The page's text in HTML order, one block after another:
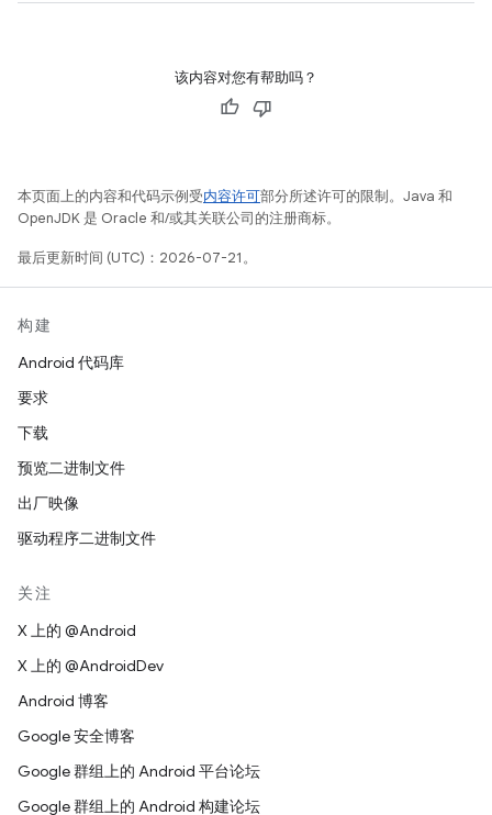
该内容对您有帮助吗？
本页面上的内容和代码示例受内容许可部分所述许可的限制。Java 和
OpenJDK 是 Oracle 和/或其关联公司的注册商标。
最后更新时间 (UTC)：2026-07-21。
构建
Android 代码库
要求
下载
预览二进制文件
出厂映像
驱动程序二进制文件
关注
X 上的 @Android
X 上的 @AndroidDev
Android 博客
Google 安全博客
Google 群组上的 Android 平台论坛
Google 群组上的 Android 构建论坛